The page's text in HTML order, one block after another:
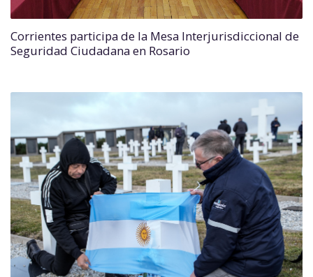
Corrientes participa de la Mesa Interjurisdiccional de
Seguridad Ciudadana en Rosario